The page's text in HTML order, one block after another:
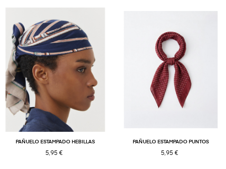
PAÑUELO ESTAMPADO HEBILLAS
5,95 €
PAÑUELO ESTAMPADO PUNTOS
5,95 €